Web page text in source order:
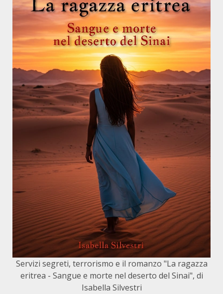
Servizi segreti, terrorismo e il romanzo "La ragazza
eritrea - Sangue e morte nel deserto del Sinai", di
Isabella Silvestri